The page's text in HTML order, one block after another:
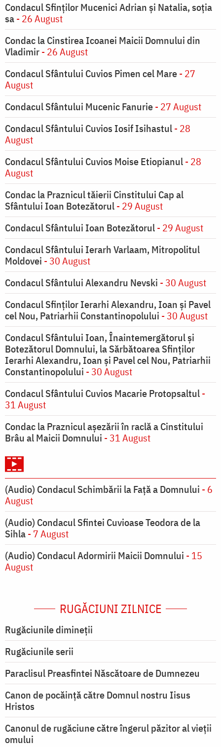
Condacul Sfinţilor Mucenici Adrian şi Natalia, soţia
sa- 26 August
Condac la Cinstirea Icoanei Maicii Domnului din
Vladimir- 26 August
Condacul Sfântului Cuvios Pimen cel Mare- 27
August
Condacul Sfântului Mucenic Fanurie- 27 August
Condacul Sfântului Cuvios Iosif Isihastul- 28
August
Condacul Sfântului Cuvios Moise Etiopianul- 28
August
Condac la Praznicul tăierii Cinstitului Cap al
Sfântului Ioan Botezătorul- 29 August
Condacul Sfântului Ioan Botezătorul- 29 August
Condacul Sfântului Ierarh Varlaam, Mitropolitul
Moldovei - 30 August
Condacul Sfântului Alexandru Nevski - 30 August
Condacul Sfinţilor Ierarhi Alexandru, Ioan şi Pavel
cel Nou, Patriarhii Constantinopolului - 30 August
Condacul Sfântului Ioan, Înaintemergătorul şi
Botezătorul Domnului, la Sărbătoarea Sfinţilor
Ierarhi Alexandru, Ioan şi Pavel cel Nou, Patriarhii
Constantinopolului - 30 August
Condacul Sfântului Cuvios Macarie Protopsaltul-
31 August
Condac la Praznicul aşezării în raclă a Cinstitului
Brâu al Maicii Domnului - 31 August
(Audio) Condacul Schimbării la Față a Domnului - 6
August
(Audio) Condacul Sfintei Cuvioase Teodora de la
Sihla- 7 August
(Audio) Condacul Adormirii Maicii Domnului - 15
August
RUGĂCIUNI ZILNICE
Rugăciunile dimineții
Rugăciunile serii
Paraclisul Preasfintei Născătoare de Dumnezeu
Canon de pocăință către Domnul nostru Iisus
Hristos
Canonul de rugăciune către îngerul păzitor al vieții
omului